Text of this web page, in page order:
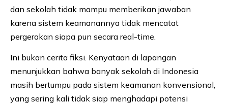
dan sekolah tidak mampu memberikan jawaban
karena sistem keamanannya tidak mencatat
pergerakan siapa pun secara real-time.
Ini bukan cerita fiksi. Kenyataan di lapangan
menunjukkan bahwa banyak sekolah di Indonesia
masih bertumpu pada sistem keamanan konvensional,
yang sering kali tidak siap menghadapi potensi